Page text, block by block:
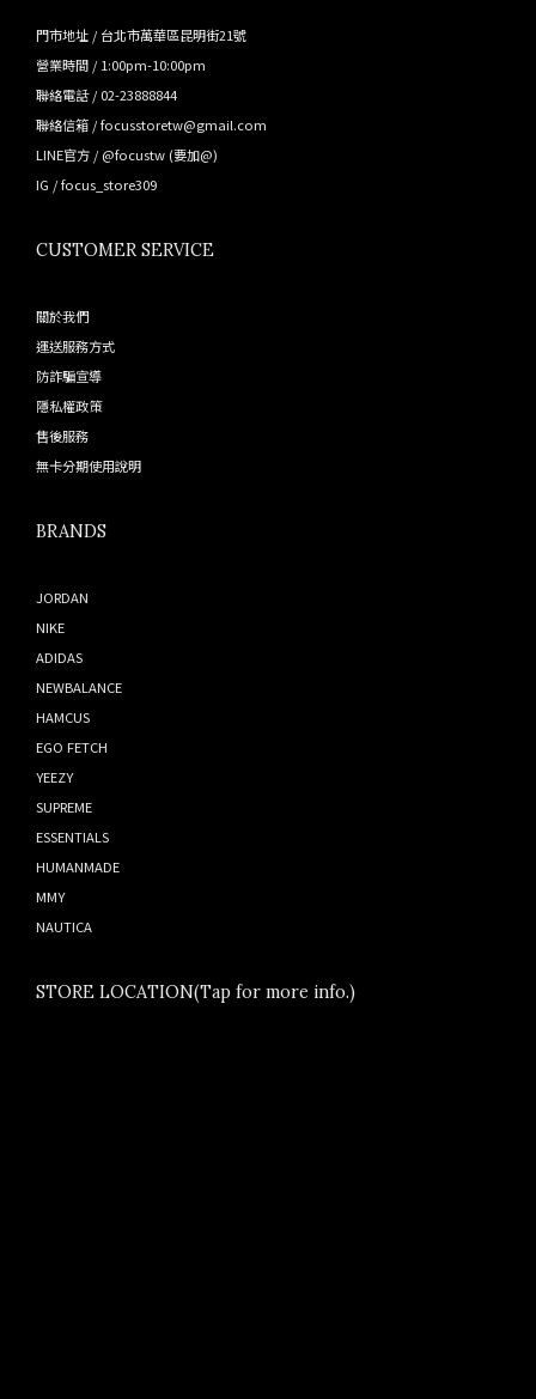
門市地址 / 台北市萬華區昆明街21號
營業時間 / 1:00pm-10:00pm
聯絡電話 / 02-23888844
聯絡信箱 / focusstoretw@gmail.com
LINE官方 / @focustw (要加@)
IG /focus_store309
CUSTOMER SERVICE
關於我們
運送服務方式
防詐騙宣導
隱私權政策
售後服務
無卡分期使用說明
BRANDS
JORDAN
NIKE
ADIDAS
NEWBALANCE
HAMCUS
EGO FETCH
YEEZY
SUPREME
ESSENTIALS
HUMANMADE
MMY
NAUTICA
STORE LOCATION(Tap for more info.)